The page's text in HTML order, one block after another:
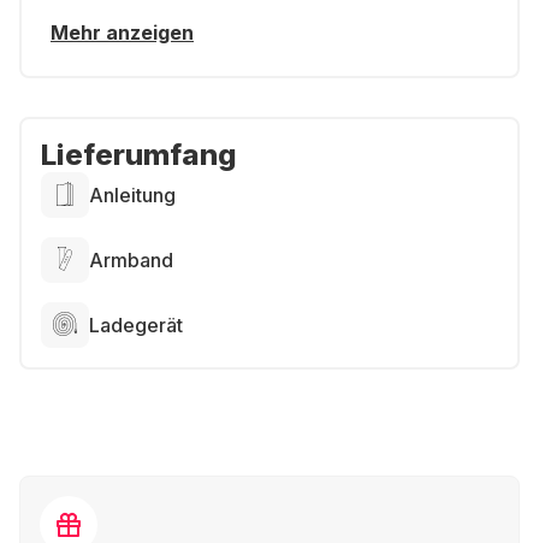
Mehr anzeigen
Lieferumfang
Anleitung
Armband
Ladegerät